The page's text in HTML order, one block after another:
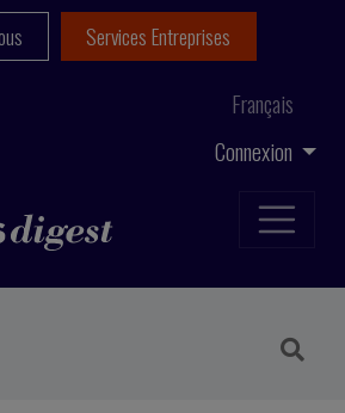
Connexion
Français
Services Entreprises